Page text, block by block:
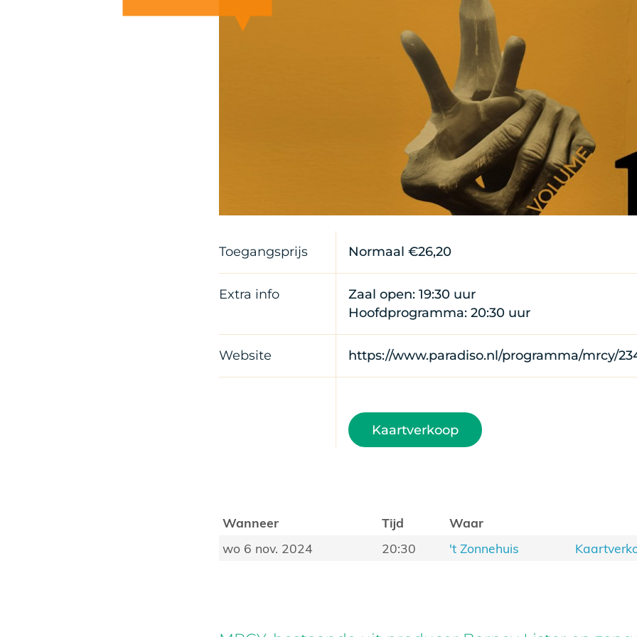
Toegangsprijs Normaal €26,20
Extra info
Zaal open: 19:30 uur
Hoofdprogramma: 20:30 uur
Website https://www.paradiso.nl/programma/mrcy/
Kaartverkoop
Wanneer Tijd
Waar
wo 6 nov. 2024
20:30 't Zonnehuis